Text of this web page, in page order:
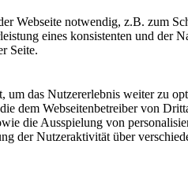
Webseite notwendig, z.B. zum
eines konsistenten und der
Seite.
um das Nutzererlebnis weiter zu
dem Webseitenbetreiber von
die Ausspielung von
der Nutzeraktivität über